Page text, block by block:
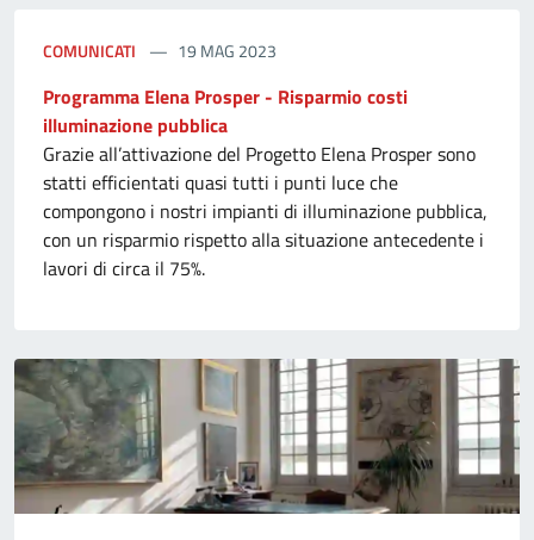
COMUNICATI 19 MAG 2023
Programma Elena Prosper - Risparmio costi
illuminazione pubblica
Grazie all’attivazione del Progetto Elena Prosper sono
statti efficientati quasi tutti i punti luce che
compongono i nostri impianti di illuminazione pubblica,
con un risparmio rispetto alla situazione antecedente i
lavori di circa il 75%.